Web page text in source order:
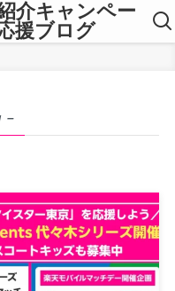
介キャンペー
援ブログ
–